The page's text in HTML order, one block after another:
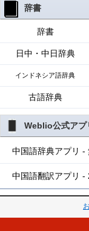
辞書
辞書
日中・中日辞典
インドネシア語辞典
古語辞典
Weblio公式アプ
中国語辞典アプリ -
中国語翻訳アプリ -